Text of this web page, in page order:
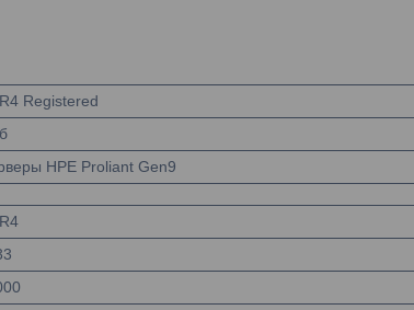
Registered
HPE Proliant Gen9